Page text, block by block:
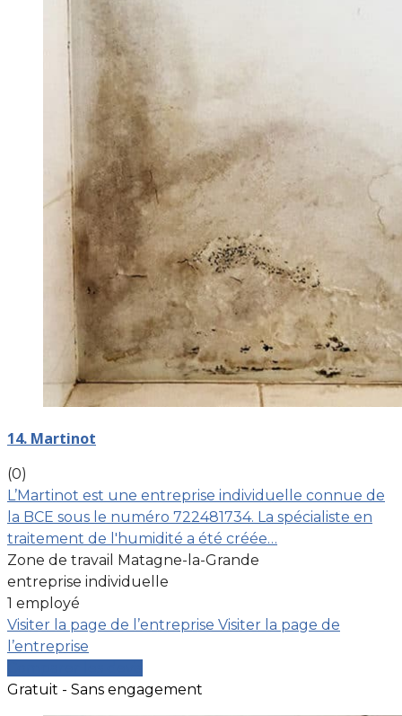
14. Martinot
(0)
L’Martinot est une entreprise individuelle connue de
la BCE sous le numéro 722481734. La spécialiste en
traitement de l'humidité a été créée…
Zone de travail Matagne-la-Grande
entreprise individuelle
1 employé
Visiter la page de l’entreprise Visiter la page de
l’entreprise
Gratuit - Sans engagement